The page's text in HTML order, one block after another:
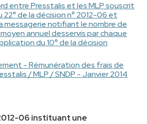
entre Presstalis et les MLP souscrit
de la décision n° 2012-06 et
messagerie notifiant le nombre de
annuel desservis par chaque
du 10° de la décision
- Rémunération des frais de
/ MLP / SNDP - Janvier 2014
06 instituant une